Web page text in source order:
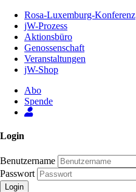
Inhalt
Seite
Rosa-Luxemburg-Konferenz
jW-Prozess
Aktionsbüro
Genossenschaft
Veranstaltungen
jW-Shop
Abo
Spende
Login
Benutzername
Passwort
Login